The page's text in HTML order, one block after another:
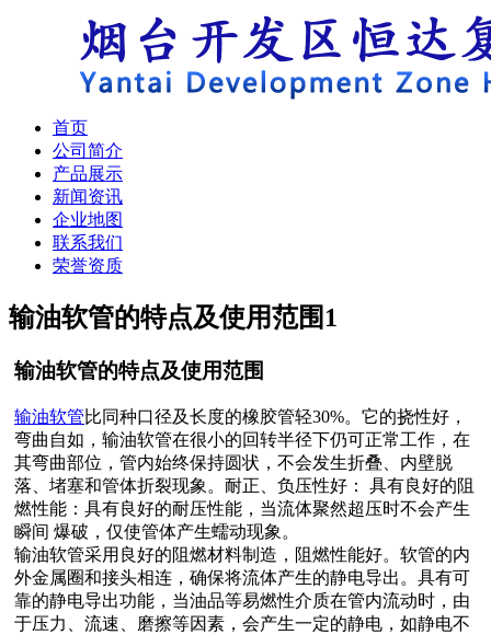
首页
公司简介
产品展示
新闻资讯
企业地图
联系我们
荣誉资质
输油软管的特点及使用范围 1
输油软管的特点及使用范围
输油软管比同种口径及长度的橡胶管轻30%。它的挠性好，
弯曲自如，输油软管在很小的回转半径下仍可正常工作，在
其弯曲部位，管内始终保持圆状，不会发生折叠、内壁脱
落、堵塞和管体折裂现象。耐正、负压性好： 具有良好的阻
燃性能：具有良好的耐压性能，当流体聚然超压时不会产生
瞬间 爆破，仅使管体产生蠕动现象。
输油软管采用良好的阻燃材料制造，阻燃性能好。软管的内
外金属圈和接头相连，确保将流体产生的静电导出。具有可
靠的静电导出功能，当油品等易燃性介质在管内流动时，由
于压力、流速、磨擦等因素，会产生一定的静电，如静电不